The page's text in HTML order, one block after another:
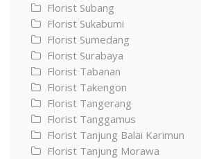
Florist Subang
Florist Sukabumi
Florist Sumedang
Florist Surabaya
Florist Tabanan
Florist Takengon
Florist Tangerang
Florist Tanggamus
Florist Tanjung Balai Karimun
Florist Tanjung Morawa